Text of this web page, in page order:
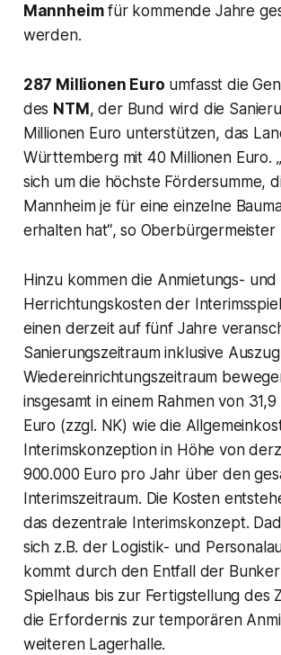
Mannheimfür kommende Jahre
werden.
287 Millionen Euro umfasst die
des NTM, der Bund wird die
Millionen Euro unterstützen, das
Württemberg mit 40 Millionen Euro.
sich um die höchste Fördersumme,
Mannheim je für eine einzelne
erhalten hat“, so Oberbürgermeister
Hinzu kommen die Anmietungs- und
Herrichtungskosten der
einen derzeit auf fünf Jahre
Sanierungszeitraum inklusive
Wiedereinrichtungszeitraum
insgesamt in einem Rahmen von
Euro (zzgl. NK) wie die
Interimskonzeption in Höhe von
900.000 Euro pro Jahr über den
Interimszeitraum. Die Kosten
das dezentrale Interimskonzept.
sich z.B. der Logistik- und
kommt durch den Entfall der
Spielhaus bis zur Fertigstellung des
die Erfordernis zur temporären
weiteren Lagerhalle.